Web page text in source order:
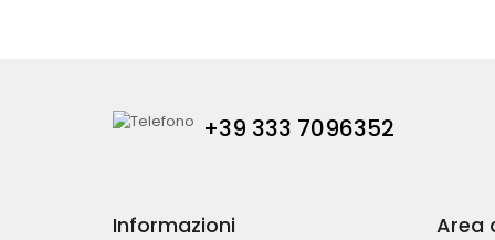
+39 333 7096352
Informazioni Area